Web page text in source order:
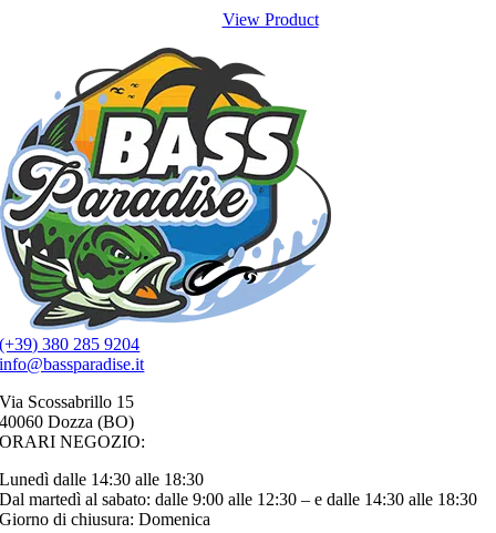
View Product
(+39) 380 285 9204
info@bassparadise.it
Via Scossabrillo 15
40060 Dozza (BO)
ORARI NEGOZIO:
Lunedì dalle 14:30 alle 18:30
Dal martedì al sabato: dalle 9:00 alle 12:30 – e dalle 14:30 alle 18:30
Giorno di chiusura: Domenica